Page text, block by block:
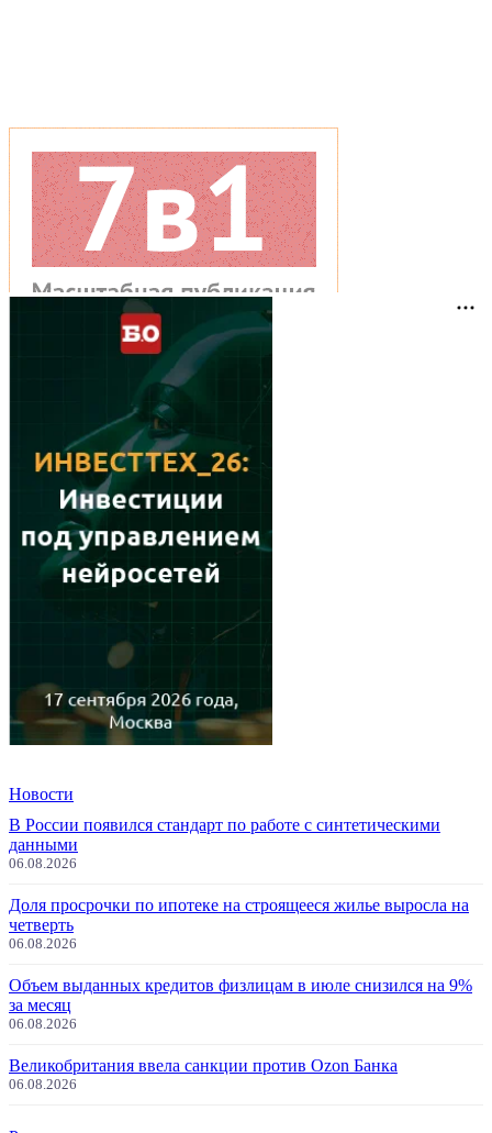
Новости
В России появился стандарт по работе с синтетическими
данными
06.08.2026
Доля просрочки по ипотеке на строящееся жилье выросла на
четверть
06.08.2026
Объем выданных кредитов физлицам в июле снизился на 9%
за месяц
06.08.2026
Великобритания ввела санкции против Ozon Банка
06.08.2026